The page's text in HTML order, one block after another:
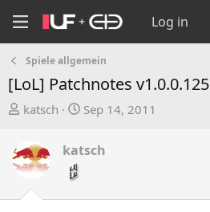
Log in
Spiele allgemein
[LoL] Patchnotes v1.0.0.125
T
r
e
d
katsch
S
d
Sep 14, 2011
katsch